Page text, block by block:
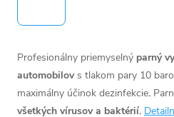
Profesionálny priemyselný parný
automobilov s tlakom pary 10
maximálny účinok dezinfekcie.
všetkých vírusov a baktérií.